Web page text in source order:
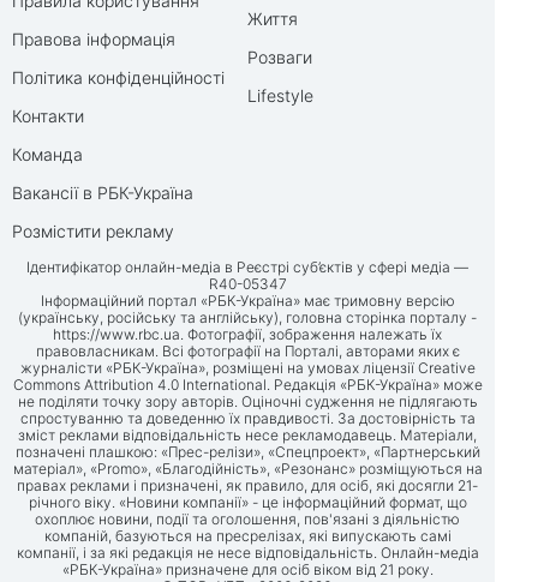
Правова інформація
Політика конфіденційності
Контакти
Команда
Вакансії в РБК-Україна
Розмістити рекламу
Життя
Розваги
Lifestyle
Ідентифікатор онлайн-медіа в Реєстрі суб’єктів у сфері медіа —
R40-05347
Інформаційний портал «РБК-Україна» має тримовну версію
(українську, російську та англійську), головна сторінка порталу -
https://www.rbc.ua. Фотографії, зображення належать їх
правовласникам. Всі фотографії на Порталі, авторами яких є
журналісти «РБК-Україна», розміщені на умовах ліцензії Creative
Commons Attribution 4.0 International. Редакція «РБК-Україна» може
не поділяти точку зору авторів. Оціночні судження не підлягають
спростуванню та доведенню їх правдивості. За достовірність та
зміст реклами відповідальність несе рекламодавець. Матеріали,
позначені плашкою: «Прес-релізи», «Спецпроект», «Партнерський
матеріал», «Promo», «Благодійність», «Резонанс» розміщуються на
правах реклами і призначені, як правило, для осіб, які досягли 21-
річного віку. «Новини компанії» - це інформаційний формат, що
охоплює новини, події та оголошення, пов'язані з діяльністю
компаній, базуються на пресрелізах, які випускають самі
компанії, і за які редакція не несе відповідальність. Онлайн-медіа
«РБК-Україна» призначене для осіб віком від 21 року.